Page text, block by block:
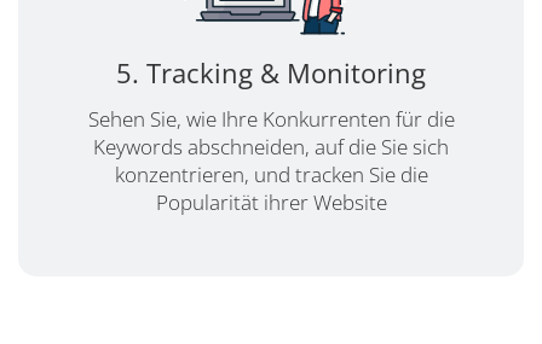
5. Tracking & Monitoring
Sehen Sie, wie Ihre Konkurrenten für die
Keywords abschneiden, auf die Sie sich
konzentrieren, und tracken Sie die
Popularität ihrer Website